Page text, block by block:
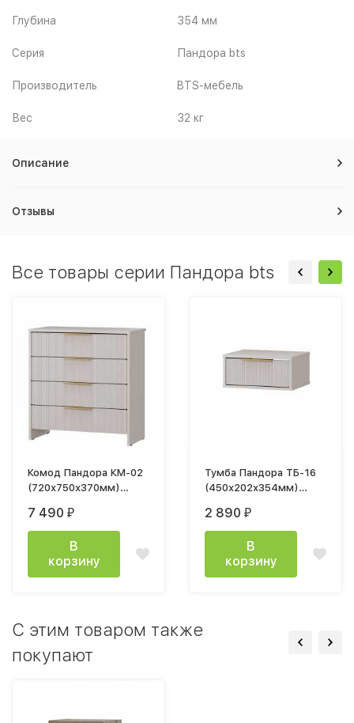
Глубина 354 мм
Серия Пандора bts
Производитель BTS-мебель
Вес 32 кг
Описание
Отзывы
Все товары серии Пандора bts
Комод Пандора КМ-02
(720х750х370мм)
03
7 490 ₽
В
корзину
Тумба Пандора ТБ-16
(450х202х354мм)
03
2 890 ₽
В
корзину
C этим товаром также
покупают